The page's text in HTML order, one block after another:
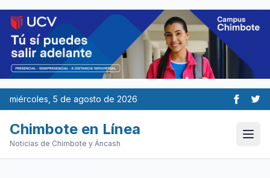
miércoles, 5 de agosto de 2026
Chimbote en Línea
Noticias de Chimbote y Áncash